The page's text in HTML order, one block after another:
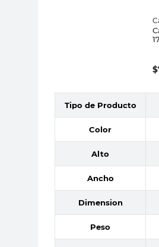
$
Tipo de Producto
Color
Alto
Ancho
Dimension
Peso